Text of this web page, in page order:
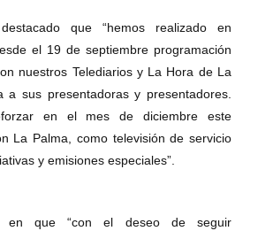
que “hemos realizado en
el 19 de septiembre programación
nuestros Telediarios y La Hora de La
a sus presentadoras y presentadores.
en el mes de diciembre este
La Palma, como televisión de servicio
y emisiones especiales”.
en que “con el deseo de seguir